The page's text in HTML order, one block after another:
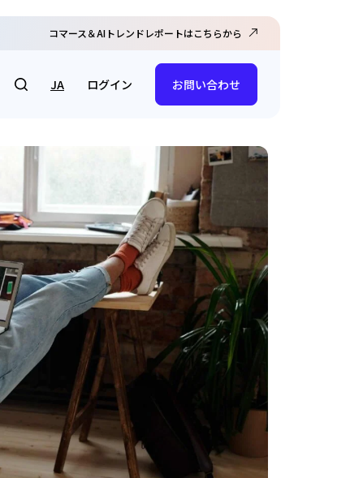
コマース＆AIトレンドレポートはこちらから
JA ログイン お問い合わせ